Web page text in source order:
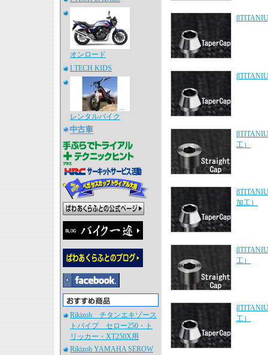
オンロード
I.TECH KIDS
レンタルバイク
Rikizoh チタンエキゾース
トパイプ セロー250・ト
リッカー・XT250X用
Rikizoh YAMAHA SEROW
工）
加工）
工）
工）